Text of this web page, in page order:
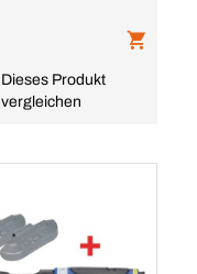
Dieses Produkt
vergleichen